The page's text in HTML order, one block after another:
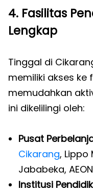
4. Fasilitas
Lengkap
Tinggal di
memiliki akses ke
memudahkan
ini dikelilingi oleh:
Pusat
Cikarang, Lippo
Jababeka,
Institusi